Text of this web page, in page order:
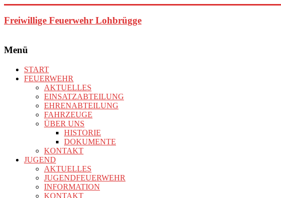
Inhalt
springen
Freiwillige Feuerwehr Lohbrügge
Menü
START
FEUERWEHR
AKTUELLES
EINSATZABTEILUNG
EHRENABTEILUNG
FAHRZEUGE
ÜBER UNS
HISTORIE
DOKUMENTE
KONTAKT
JUGEND
AKTUELLES
JUGENDFEUERWEHR
INFORMATION
KONTAKT